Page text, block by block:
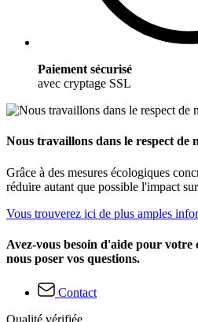
Paiement sécurisé
avec cryptage SSL
Nous travaillons dans le respect de
Grâce à des mesures écologiques
réduire autant que possible l'impact
Vous trouverez ici de plus amples
Avez-vous besoin d'aide pour votre
nous poser vos questions.
Contact
Qualité vérifiée